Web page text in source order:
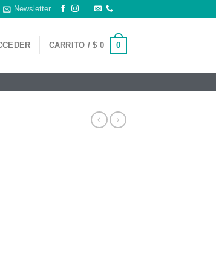
Newsletter
CARRITO /$ 0 0